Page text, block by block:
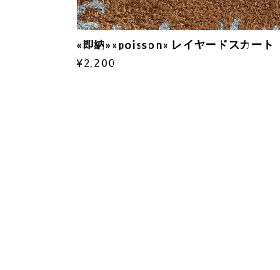
«即納»«poisson» レイヤードスカート
¥2,200